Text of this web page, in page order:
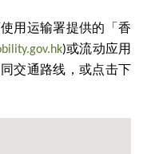
用运输署提供的「香
)或流动应用
交通路线，或点击下